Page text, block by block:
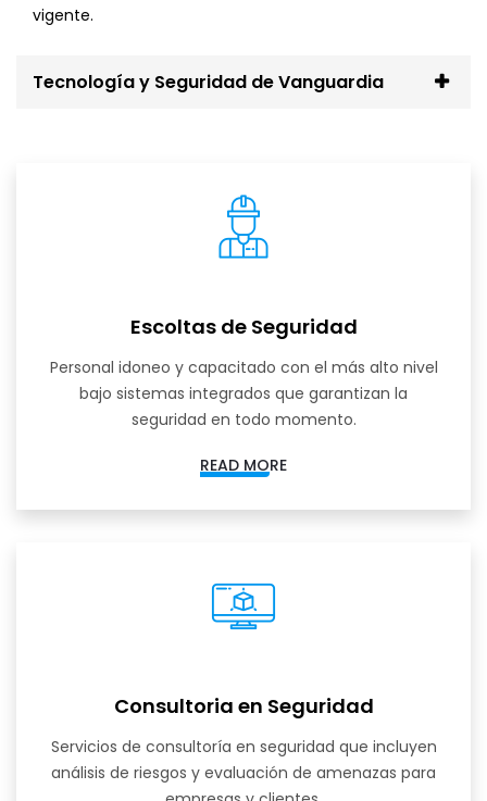
vigente.
Tecnología y Seguridad de Vanguardia
Escoltas de Seguridad
Personal idoneo y capacitado con el más alto nivel
bajo sistemas integrados que garantizan la
seguridad en todo momento.
READ MORE
Consultoria en Seguridad
Servicios de consultoría en seguridad que incluyen
análisis de riesgos y evaluación de amenazas para